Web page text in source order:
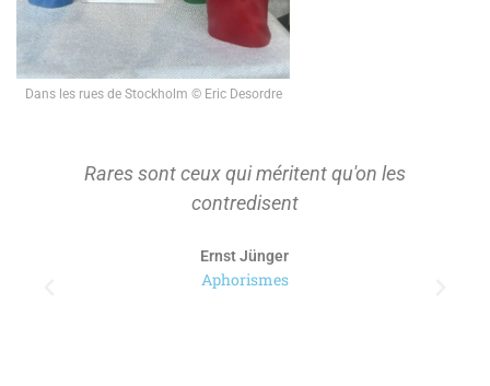
Dans les rues de Stockholm © Eric Desordre
Rares sont ceux qui méritent qu'on les
contredisent
Ernst Jünger
Aphorismes